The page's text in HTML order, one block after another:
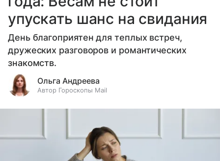
упускать шанс на свидания
День благоприятен для теплых встреч,
дружеских разговоров и романтических
знакомств.
Ольга Андреева
Автор Гороскопы Mail